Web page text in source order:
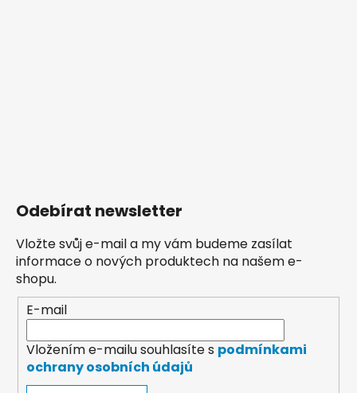
Odebírat newsletter
Vložte svůj e-mail a my vám budeme zasílat
informace o nových produktech na našem e-
shopu.
E-mail
Vložením e-mailu souhlasíte s podmínkami
ochrany osobních údajů